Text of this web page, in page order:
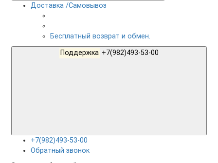
Доставка /Самовывоз
Бесплатный возврат и обмен.
Поддержка
+7(982)493-53-00
Обратный звонок